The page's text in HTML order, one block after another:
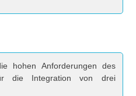
hohen Anforderungen des
die Integration von drei